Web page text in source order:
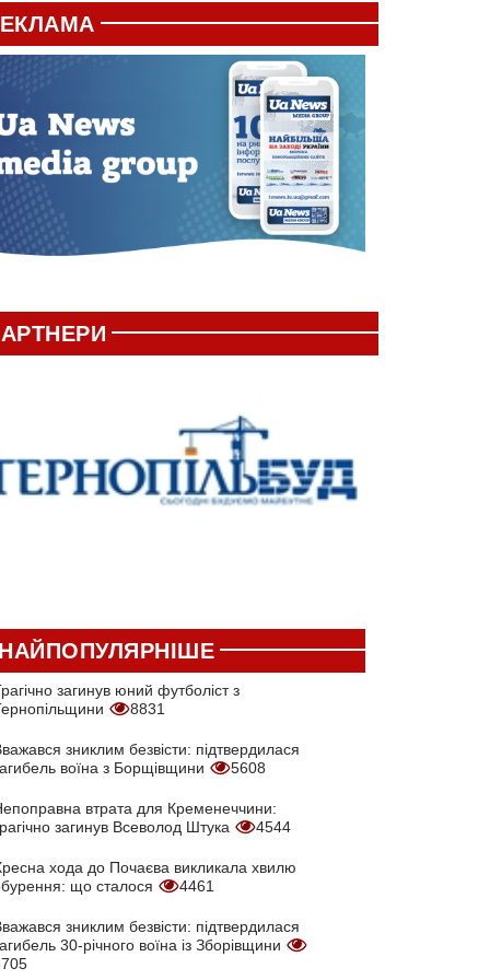
загинув юний футболіст з
8831
зниклим безвісти: підтвердилася
воїна з Борщівщини
5608
втрата для Кременеччини:
загинув Всеволод Штука
4544
хода до Почаєва викликала хвилю
що сталося
4461
зниклим безвісти: підтвердилася
30-річного воїна із Зборівщини